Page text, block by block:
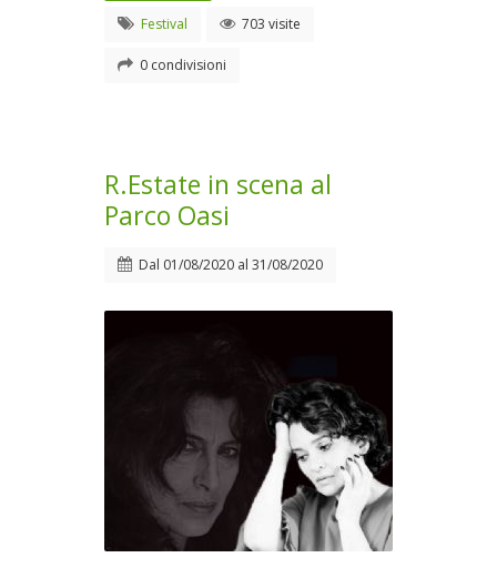
Festival 703 visite
0 condivisioni
R.Estate in scena al
Parco Oasi
Dal 01/08/2020 al 31/08/2020